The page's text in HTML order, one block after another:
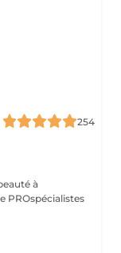
254
à